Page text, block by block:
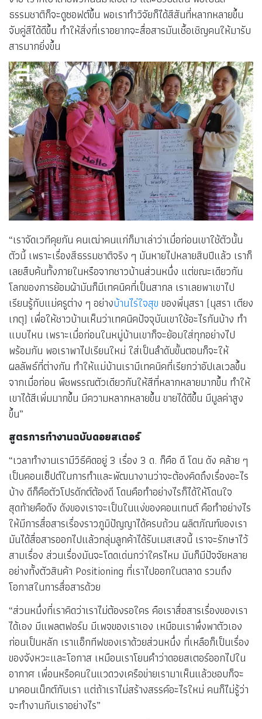
ธรรมชาติก็จะดูซอฟต์ขึ้น พอเราทำวิจัยก็ได้สีสันที่หลากหลายขึ้น
จับคู่สีได้ดีขึ้น ทำให้สิ่งที่เราอยากจะสื่อสารมันเชื้อเชิญคนให้มารับ
สารมากยิ่งขึ้น
“เราจัดเวทีคุยกัน คนเฒ่าคนแก่ก็มาเล่าว่าเมื่อก่อนเขาใช้ตัวนั้น
ตัวนี้ เพราะเรื่องสีธรรมชาติจริง ๆ มันหายไปหลายสิบปีแล้ว เราก็
เลยสืบค้นทั้งภายในหรือจากชาวบ้านส่วนหนึ่ง แต่ขณะเดียวกัน
โลกของการย้อมผ้ามันก็มีเทคนิคที่เป็นสากล เราเลยพาเขาไป
เรียนรู้กับแม่ครูต่าง ๆ อย่างบ้านไร่ใจสุข ของพี่นุสรา (นุสรา เตียง
เกตุ) เพื่อให้ชาวบ้านเห็นว่าเทคนิคปัจจุบันเขาใช้อะไรกันบ้าง ทำ
แบบไหน เพราะเมื่อก่อนในหมู่บ้านเขาก็จะย้อมใส่ทุกอย่างไป
พร้อมกัน พอเราพาไปเรียนใหม่ ใส่เป็นลำดับขั้นตอนก็จะให้
ผลลัพธ์ที่ต่างกัน ทำให้แม่บ้านเรามีเทคนิคที่เรียกว่าอัปเลเวลขึ้น
จากเมื่อก่อน พืชพรรณตัวเดียวกันให้สีที่หลากหลายมากขึ้น ทำให้
เขาได้สีเพิ่มมากขึ้น มีความหลากหลายขึ้น ขายได้ดีขึ้น มีมูลค่าสูง
ขึ้น”
สูตรการทำงานฉบับดอยสเตอร์
“เวลาทำงานเรามีวิธีคิดอยู่ 3 เรื่อง 3 ด. ก็คือ ดี โดน ดัง คล้าย ๆ
เป็นคอนเซ็ปต์ในการทำและพัฒนางานว่าจะต้องคิดถึงเรื่องอะไร
บ้าง ดีก็คือตัวโปรดักต์ต้องดี โดนคือทำอย่างไรก็ได้ให้โดนใจ
สุดท้ายคือดัง ดังของเราจะเป็นในแง่ของคอนเทนต์ คือทำอย่างไร
ให้มีการสื่อสารเรื่องราวภูมิปัญญาได้ครบถ้วน ผลิตภัณฑ์ของเรา
มันได้สื่อสารออกไปแล้วกลุ่มลูกค้าได้รับเมสเสจนี้ เราจะรักษาไว้
สามเรื่อง ส่วนเรื่องมันจะโดดเด่นกว่าใครไหม มันก็มีปัจจัยหลาย
อย่างทั้งตัวสินค้า Positioning ที่เราไปออกในตลาด รวมถึง
โอกาสในการสื่อสารด้วย
“ส่วนหนึ่งที่เราคิดว่าเราไม่ต้องรอใคร คือเราสื่อสารเรื่องของเรา
ได้เอง มีแพลตฟอร์ม มีเพจของเราเอง เหมือนเราพึ่งพาตัวเอง
ก่อนเป็นหลัก เราแอ็กทีฟของเราด้วยส่วนหนึ่ง ที่เหลือก็เป็นเรื่อง
ของจังหวะและโอกาส เหมือนเราโยนคำว่าดอยสเตอร์ออกไปใน
อากาศ เพื่อนหรือคนในแวดวงเครือข่ายเรามาเห็นแล้วชอบก็จะ
มาคอนเน็กต์กับเรา แต่ถ้าเราไม่สร้างสรรค์อะไรใหม่ คนก็ไม่รู้ว่า
จะทำงานกับเราอย่างไร”